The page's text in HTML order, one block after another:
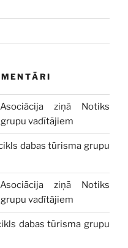
ziņā Notiks
vadītājiem
dabas tūrisma grupu
ziņā Notiks
vadītājiem
dabas tūrisma grupu